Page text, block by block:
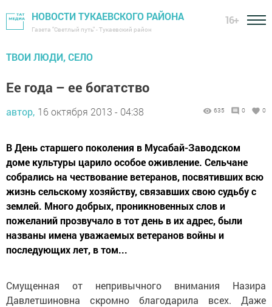
НОВОСТИ ТУКАЕВСКОГО РАЙОНА
Газета "Светлый путь" - Тукаевский район
16+
ТВОИ ЛЮДИ, СЕЛО
Ее года – ее богатство
автор, 16 октября 2013 - 04:38 635 0 0
В День старшего поколения в Мусабай-Заводском
доме культуры царило особое оживление. Сельчане
собрались на чествование ветеранов, посвятивших всю
жизнь сельскому хозяйству, связавших свою судьбу с
землей. Много добрых, проникновенных слов и
пожеланий прозвучало в тот день в их адрес, были
названы имена уважаемых ветеранов войны и
последующих лет, в том...
Смущенная от непривычного внимания Назира
Давлетшиновна скромно благодарила всех. Даже